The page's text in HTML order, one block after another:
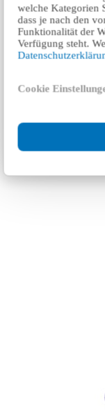
welche Kategorien
dass je nach den
Funktionalität der
Verfügung steht.
Cookie